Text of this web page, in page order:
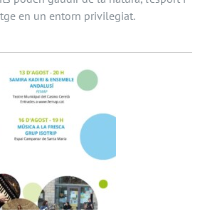
en un entorn privilegiat.